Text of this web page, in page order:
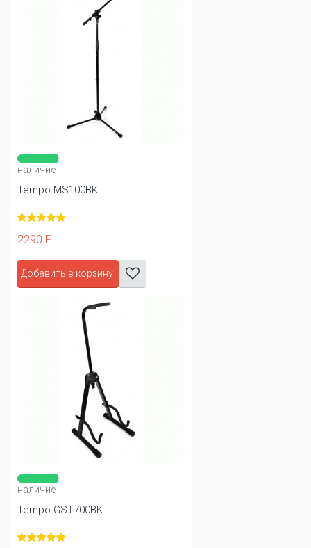
наличие
Tempo MS100BK
2290 Р
Добавить в корзину
наличие
Tempo GST700BK